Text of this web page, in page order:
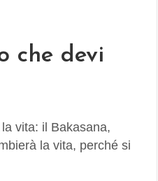
che devi
vita: il Bakasana,
la vita, perché si